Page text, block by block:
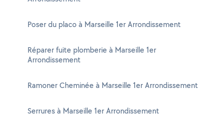
Poser du placo à Marseille 1er Arrondissement
Réparer fuite plomberie à Marseille 1er
Arrondissement
Ramoner Cheminée à Marseille 1er Arrondissement
Serrures à Marseille 1er Arrondissement